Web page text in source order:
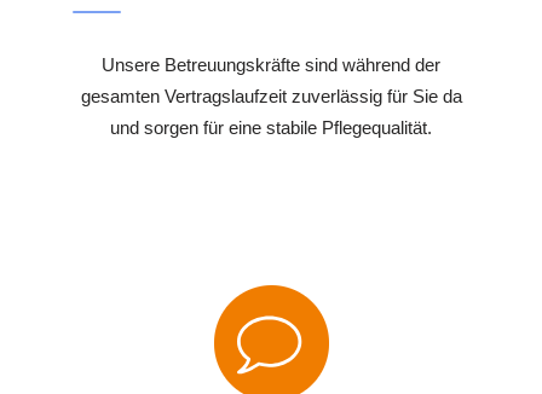
Unsere Betreuungskräfte sind während der
gesamten Vertragslaufzeit zuverlässig für Sie da
und sorgen für eine stabile Pflegequalität.